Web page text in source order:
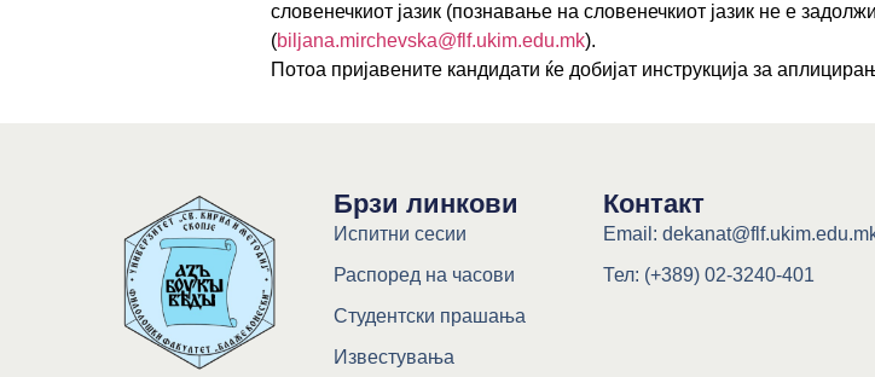
словенечкиот јазик (познавање на словенечкиот јазик не е
(biljana.mirchevska@flf.ukim.edu.mk).
Потоа пријавените кандидати ќе добијат инструкција за
Брзи линкови
Испитни сесии
Распоред на часови
Студентски прашања
Известувања
Контакт
Email:
Тел: (+389) 02-3240-401